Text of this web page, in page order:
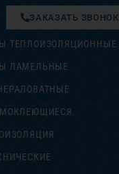
ТЕПЛОИЗОЛЯЦИОННЫЕ
ЛАМЕЛЬНЫЕ
ЗАКАЗАТЬ ЗВОНОК